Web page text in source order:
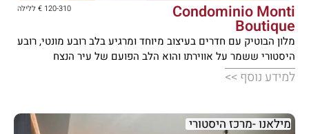
Condominio Monti
Boutique
120-310 € ללילה
מלון הבוטיק עם חדרים בעיצוב מיוחד ומרגיע בלב רובע מונטי, רובע
היסטורי ששמר על אווירתו והוא הלב הפועם של עיר הנצח
למידע נוסף >>
מילאנו -מרכז היסטורי